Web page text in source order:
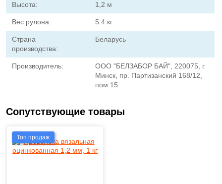
Высота: 1,2 м
Вес рулона: 5.4 кг
Страна
производства:
Беларусь
Производитель:
ООО "БЕЛЗАБОР БАЙ", 220075, г.
Минск, пр. Партизанский 168/12,
пом.15
Сопутствующие товары
Топ продаж